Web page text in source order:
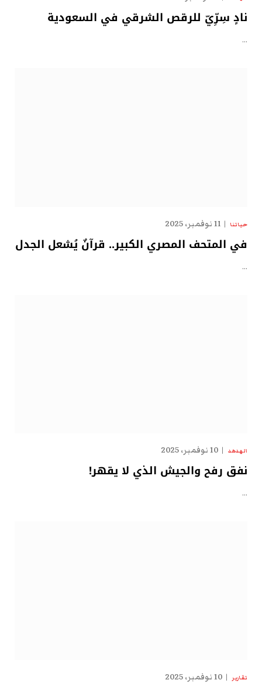
نادٍ سِرِّيّ للرقص الشرقي في السعودية
…
حياتنا 11 نوفمبر، 2025
في المتحف المصري الكبير.. قرآنٌ يُشعل الجدل
…
الهدهد 10 نوفمبر، 2025
نفق رفح والجيش الذي لا يقهر!
…
تقارير 10 نوفمبر، 2025